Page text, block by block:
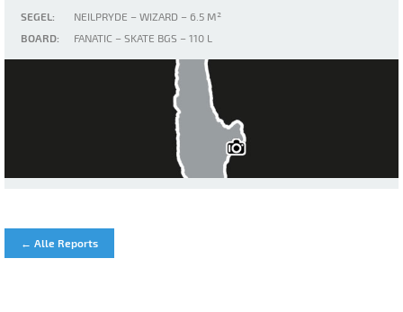
SEGEL:
NEILPRYDE – WIZARD – 6.5 M²
BOARD:
FANATIC – SKATE BGS – 110 L
← Alle Reports